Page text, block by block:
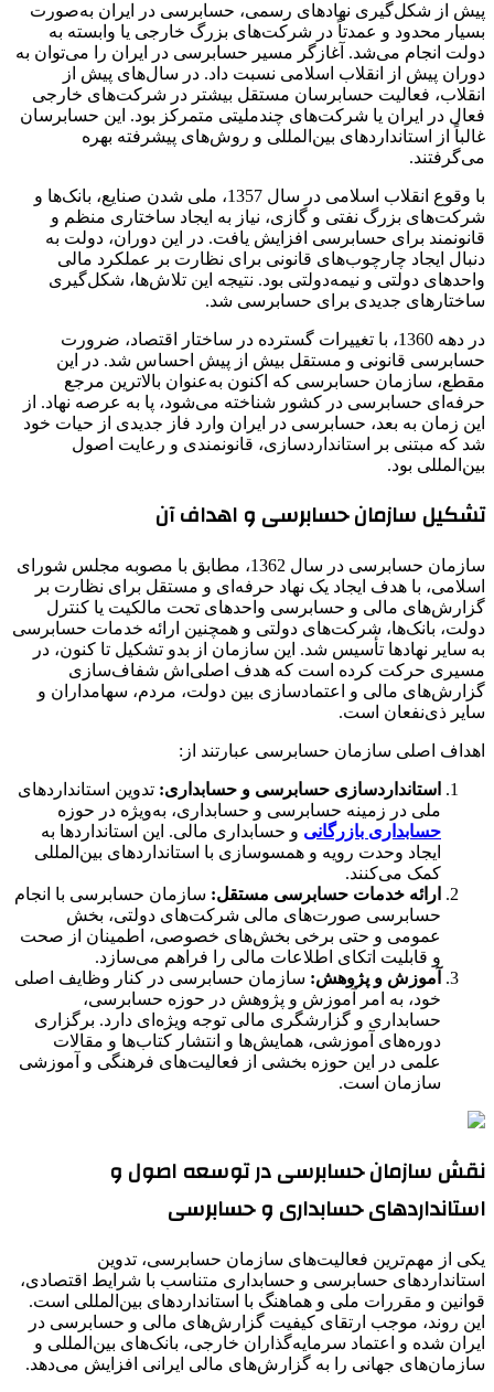
پیش از شکل‌گیری نهادهای رسمی، حسابرسی در ایران به‌صورت
بسیار محدود و عمدتاً در شرکت‌های بزرگ خارجی یا وابسته به
دولت انجام می‌شد. آغازگر مسیر حسابرسی در ایران را می‌توان به
دوران پیش از انقلاب اسلامی نسبت داد. در سال‌های پیش از
انقلاب، فعالیت حسابرسان مستقل بیشتر در شرکت‌های خارجی
فعال در ایران یا شرکت‌های چندملیتی متمرکز بود. این حسابرسان
غالباً از استانداردهای بین‌المللی و روش‌های پیشرفته بهره
می‌گرفتند.
با وقوع انقلاب اسلامی در سال 1357، ملی شدن صنایع، بانک‌ها و
شرکت‌های بزرگ نفتی و گازی، نیاز به ایجاد ساختاری منظم و
قانونمند برای حسابرسی افزایش یافت. در این دوران، دولت به
دنبال ایجاد چارچوب‌های قانونی برای نظارت بر عملکرد مالی
واحدهای دولتی و نیمه‌دولتی بود. نتیجه این تلاش‌ها، شکل‌گیری
ساختارهای جدیدی برای حسابرسی شد.
در دهه 1360، با تغییرات گسترده در ساختار اقتصاد، ضرورت
حسابرسی قانونی و مستقل بیش از پیش احساس شد. در این
مقطع، سازمان حسابرسی که اکنون به‌عنوان بالاترین مرجع
حرفه‌ای حسابرسی در کشور شناخته می‌شود، پا به عرصه نهاد. از
این زمان به بعد، حسابرسی در ایران وارد فاز جدیدی از حیات خود
شد که مبتنی بر استانداردسازی، قانونمندی و رعایت اصول
بین‌المللی بود.
تشکیل سازمان حسابرسی و اهداف آن
سازمان حسابرسی در سال 1362، مطابق با مصوبه مجلس شورای
اسلامی، با هدف ایجاد یک نهاد حرفه‌ای و مستقل برای نظارت بر
گزارش‌های مالی و حسابرسی واحدهای تحت مالکیت یا کنترل
دولت، بانک‌ها، شرکت‌های دولتی و همچنین ارائه خدمات حسابرسی
به سایر نهادها تأسیس شد. این سازمان از بدو تشکیل تا کنون، در
مسیری حرکت کرده است که هدف اصلی‌اش شفاف‌سازی
گزارش‌های مالی و اعتمادسازی بین دولت، مردم، سهامداران و
سایر ذی‌نفعان است.
اهداف اصلی سازمان حسابرسی عبارتند از:
استانداردسازی حسابرسی و حسابداری: تدوین استانداردهای
ملی در زمینه حسابرسی و حسابداری، به‌ویژه در حوزه
حسابداری بازرگانی و حسابداری مالی. این استانداردها به
ایجاد وحدت رویه و همسوسازی با استانداردهای بین‌المللی
کمک می‌کنند.
ارائه خدمات حسابرسی مستقل: سازمان حسابرسی با انجام
حسابرسی صورت‌های مالی شرکت‌های دولتی، بخش
عمومی و حتی برخی بخش‌های خصوصی، اطمینان از صحت
و قابلیت اتکای اطلاعات مالی را فراهم می‌سازد.
آموزش و پژوهش: سازمان حسابرسی در کنار وظایف اصلی
خود، به امر آموزش و پژوهش در حوزه حسابرسی،
حسابداری و گزارشگری مالی توجه ویژه‌ای دارد. برگزاری
دوره‌های آموزشی، همایش‌ها و انتشار کتاب‌ها و مقالات
علمی در این حوزه بخشی از فعالیت‌های فرهنگی و آموزشی
سازمان است.
نقش سازمان حسابرسی در توسعه اصول و
استانداردهای حسابداری و حسابرسی
یکی از مهم‌ترین فعالیت‌های سازمان حسابرسی، تدوین
استانداردهای حسابرسی و حسابداری متناسب با شرایط اقتصادی،
قوانین و مقررات ملی و هماهنگ با استانداردهای بین‌المللی است.
این روند، موجب ارتقای کیفیت گزارش‌های مالی و حسابرسی در
ایران شده و اعتماد سرمایه‌گذاران خارجی، بانک‌های بین‌المللی و
سازمان‌های جهانی را به گزارش‌های مالی ایرانی افزایش می‌دهد.